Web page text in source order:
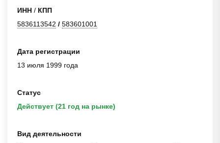
ИНН / КПП
5836113542 / 583601001
Дата регистрации
13 июля 1999 года
Статус
Действует (21 год на рынке)
Вид деятельности